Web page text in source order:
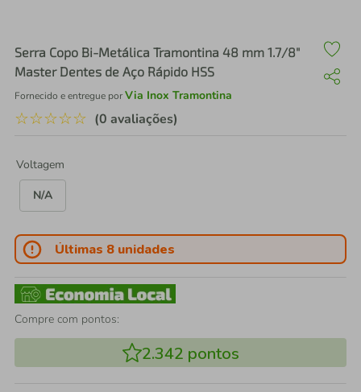
Serra Copo Bi-Metálica Tramontina 48 mm 1.7/8"
Master Dentes de Aço Rápido HSS
Fornecido e entregue porVia Inox Tramontina
☆☆☆☆☆ (0 avaliações)
Voltagem
N/A
Últimas 8 unidades
Compre com pontos:
2.342 pontos